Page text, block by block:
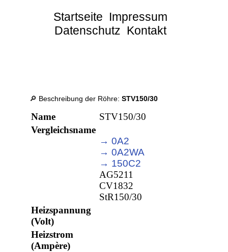
Startseite Impressum
Datenschutz Kontakt
🔎 Beschreibung der Röhre:STV150/30
Name
STV150/30
Vergleichsname
→ 0A2
→ 0A2WA
→ 150C2
AG5211
CV1832
StR150/30
Heizspannung
(Volt)
Heizstrom
(Ampère)